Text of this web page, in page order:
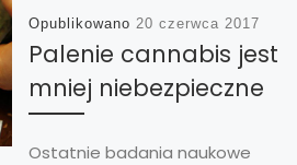
Opublikowano 20 czerwca 2017
Palenie cannabis jest
mniej niebezpieczne
Ostatnie badania naukowe